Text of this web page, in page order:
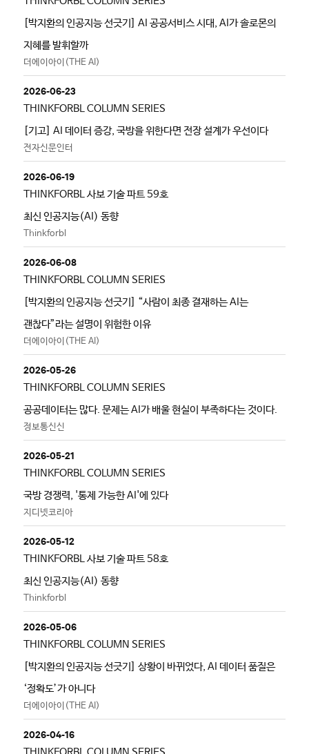
[박지환의 인공지능 선긋기] AI 공공서비스 시대, AI가 솔로몬의
지혜를 발휘할까
더에이아이(THE AI)
2026-06-23
THINKFORBL COLUMN SERIES
[기고] AI 데이터 증강, 국방을 위한다면 전장 설계가 우선이다
전자신문인터
2026-06-19
THINKFORBL 사보 기술 파트 59호
최신 인공지능(AI) 동향
Thinkforbl
2026-06-08
THINKFORBL COLUMN SERIES
[박지환의 인공지능 선긋기] “사람이 최종 결재하는 AI는
괜찮다”라는 설명이 위험한 이유
더에이아이(THE AI)
2026-05-26
THINKFORBL COLUMN SERIES
공공데이터는 많다. 문제는 AI가 배울 현실이 부족하다는 것이다.
정보통신신
2026-05-21
THINKFORBL COLUMN SERIES
국방 경쟁력, '통제 가능한 AI'에 있다
지디넷코리아
2026-05-12
THINKFORBL 사보 기술 파트 58호
최신 인공지능(AI) 동향
Thinkforbl
2026-05-06
THINKFORBL COLUMN SERIES
[박지환의 인공지능 선긋기] 상황이 바뀌었다, AI 데이터 품질은
‘정확도’가 아니다
더에이아이(THE AI)
2026-04-16